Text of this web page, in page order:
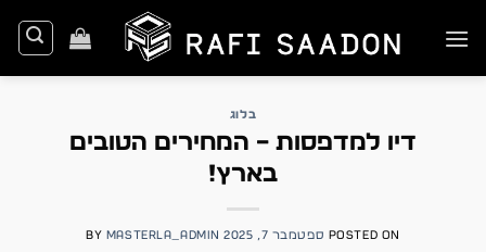
to
בלוג
דיו למדפסות – המחירים הטובים
בארץ!
POSTED ON ספטמבר 7, 2025 BY MASTERLA_ADMIN